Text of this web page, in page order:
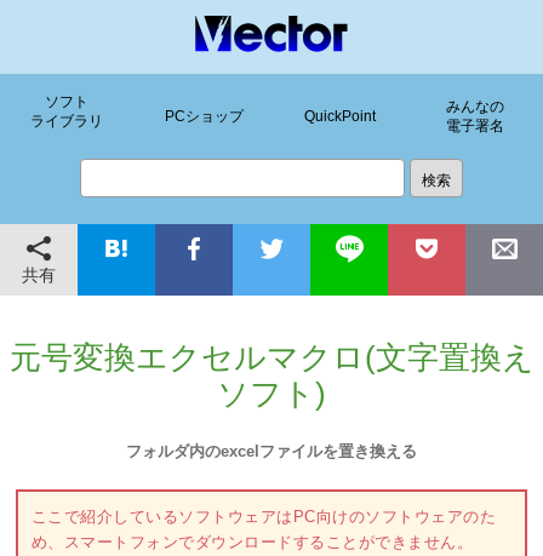
ソフト
ライブラリ
PCショップ QuickPoint
みんなの
電子署名
共有
元号変換エクセルマクロ(文字置換え
ソフト)
フォルダ内のexcelファイルを置き換える
ここで紹介しているソフトウェアはPC向けのソフトウェアのた
め、スマートフォンでダウンロードすることができません。